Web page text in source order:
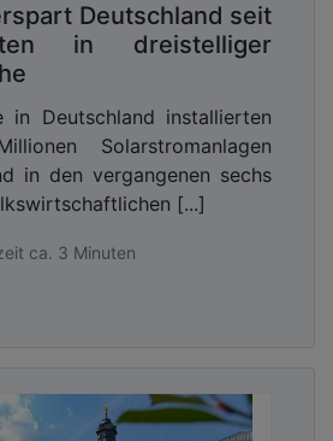
Deutschland seit
in dreistelliger
in Deutschland installierten
Solarstromanlagen
in den vergangenen sechs
[...]
ca. 3 Minuten